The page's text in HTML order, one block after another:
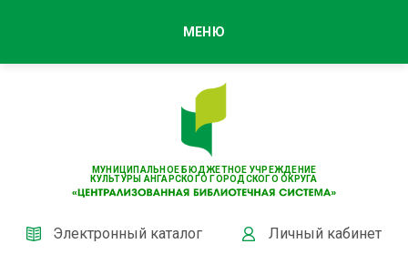
МУНИЦИПАЛЬНОЕ БЮДЖЕТНОЕ УЧРЕЖДЕНИЕ
КУЛЬТУРЫ АНГАРСКОГО ГОРОДСКОГО ОКРУГА
Электронный каталог Личный кабинет
МЕНЮ